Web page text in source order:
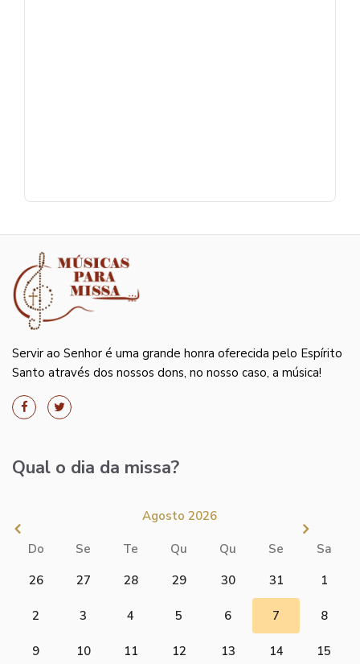
Servir ao Senhor é uma grande honra oferecida pelo Espírito
Santo através dos nossos dons, no nosso caso, a música!
Qual o dia da missa?
Agosto 2026
Do Se Te Qu Qu Se
Sa
26
27 28 29 30 31 1
2 3 4 5 6 7 8
9 10 11 12 13 14 15